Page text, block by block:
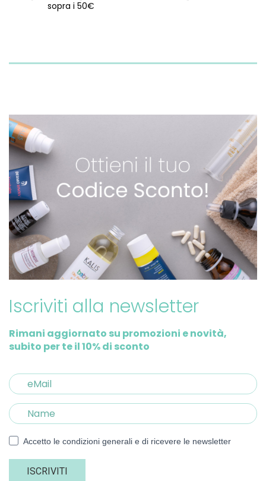
sopra i 50€
Iscriviti alla newsletter
Rimani aggiornato su promozioni e novità,
subito per te il 10% di sconto
Accetto le condizioni generali e di ricevere le newsletter
ISCRIVITI